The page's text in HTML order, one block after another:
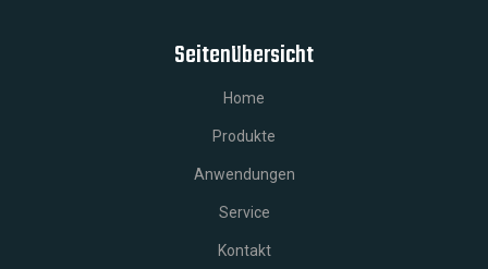
Seitenübersicht
Home
Produkte
Anwendungen
Service
Kontakt